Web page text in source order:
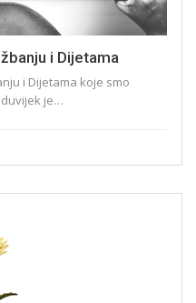
i Dijetama
i Dijetama koje smo
je…